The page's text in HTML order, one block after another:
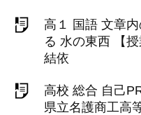
高１ 国語 文章
る 水の東西 【
結依
高校 総合 自己
県立名護商工高